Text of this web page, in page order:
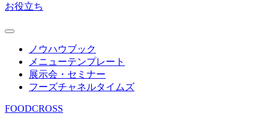
お役立ち
ノウハウブック
メニューテンプレート
展示会・セミナー
フーズチャネルタイムズ
FOODCROSS